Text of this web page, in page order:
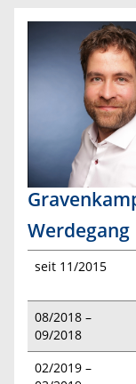
Werdegang
seit 11/2015
08/2018 –
09/2018
02/2019 –